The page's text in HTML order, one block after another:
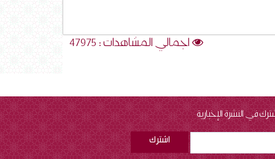
اجمالي المشاهدات : 47975
في النشرة الإخبارية